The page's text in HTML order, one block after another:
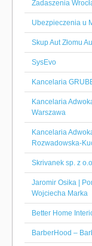
Zadaszenia
Ubezpieczenia u
Skup Aut Złomu
SysEvo
Kancelaria
Kancelaria
Warszawa
Kancelaria
Rozwadowska-
Skrivanek sp. z
Jaromir Osika |
Wojciecha Marka
Better Home
BarberHood –